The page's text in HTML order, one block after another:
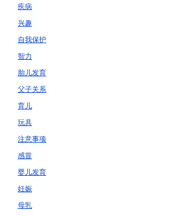
疾病
兴趣
自我保护
智力
胎儿发育
父子关系
育儿
玩具
注意事项
感冒
婴儿发育
妊娠
母乳